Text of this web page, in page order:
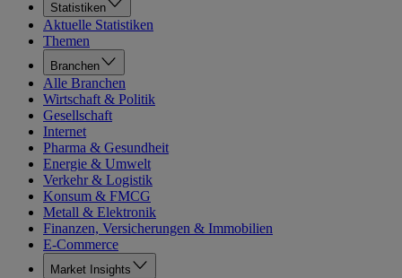
Statistiken
Aktuelle Statistiken
Themen
Branchen
Alle Branchen
Wirtschaft & Politik
Gesellschaft
Internet
Pharma & Gesundheit
Energie & Umwelt
Verkehr & Logistik
Konsum & FMCG
Metall & Elektronik
Finanzen, Versicherungen & Immobilien
E-Commerce
Market Insights